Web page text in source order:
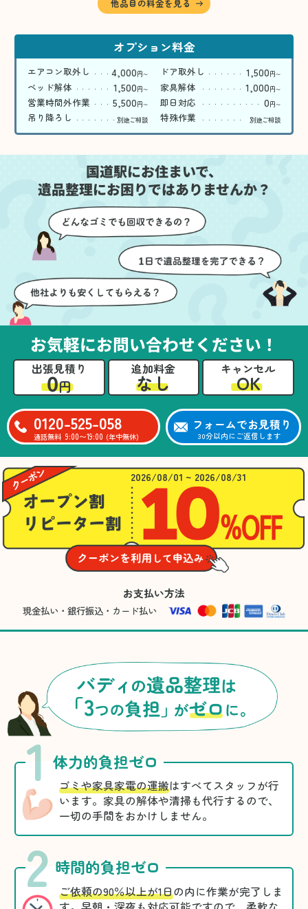
他品目の料金を見る
オプション料金
エアコン取外し 4,000円〜 ドア取外し 1,500円〜
ベッド解体 1,500円〜 家具解体 1,000円〜
営業時間外作業 5,500円〜 即日対応 0円〜
吊り降ろし 別途ご相談 特殊作業 別途ご相談
国道駅にお住まいで、
遺品整理にお困りではありませんか？
お気軽にお問い合わせください！
出張見積り
0円
追加料金
なし
キャンセル
OK
0120-525-058
通話無料 9:00〜19:00 (年中無休)
フォームでお見積り
30分以内にご返信します
2026/08/01 ~ 2026/08/31
お支払い方法
現金払い・銀行振込・カード払い
1 体力的負担ゼロ
ゴミや家具家電の運搬はすべてスタッフが行
います。家具の解体や清掃も代行するので、
一切の手間をおかけしません。
2 時間的負担ゼロ
ご依頼の90％以上が1日の内に作業が完了しま